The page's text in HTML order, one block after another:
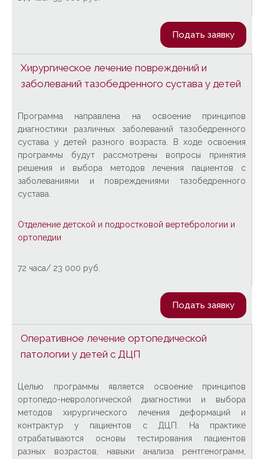
Подать заявку
Хирургическое лечение повреждений и
заболеваний тазобедренного сустава у детей
Программа направлена на освоение принципов
диагностики различных заболеваний тазобедренного
сустава у детей разного возраста. В ходе освоения
программы будут рассмотрены вопросы принятия
решения и выбора методов лечения пациентов с
заболеваниями и повреждениями тазобедренного
сустава.
Отделение детской и подростковой вертебрологии и
ортопедии
72 часа/ 23 000 руб.
Подать заявку
Оперативное лечение ортопедической
патологии у детей с ДЦП
Целью программы является освоение принципов
ортопедо-неврологической диагностики и выбора
методов хирургического лечения деформаций и
контрактур у пациентов с ДЦП. На практике
отрабатываются основы тестирования пациентов
разных возрастов, навыки анализа рентгенограмм,